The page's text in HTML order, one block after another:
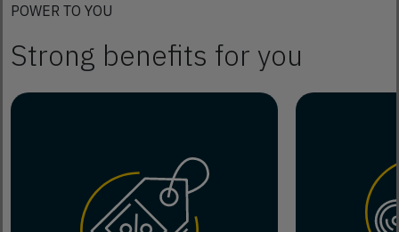
POWER TO YOU
Strong benefits for you